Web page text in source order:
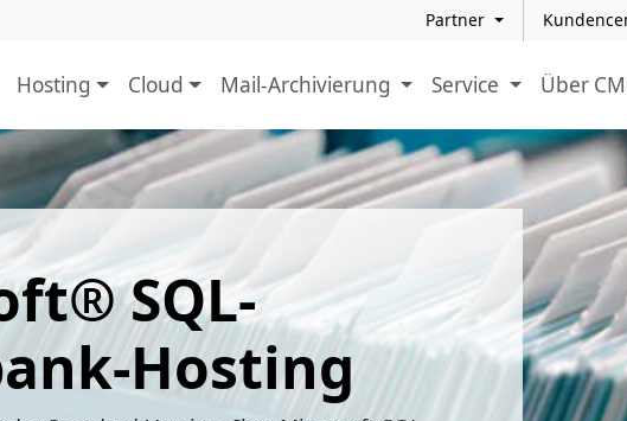
Partner
Hosting Cloud Mail-Archivierung Service Über
SQL-
Hosting